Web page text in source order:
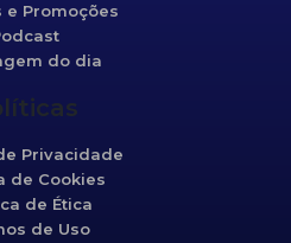
e Promoções
do dia
Privacidade
de Cookies
de Ética
de Uso